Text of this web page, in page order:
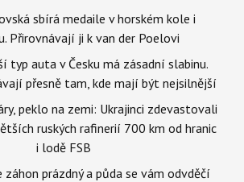
sbírá medaile v horském kole i
Přirovnávají ji k van der Poelovi
typ auta v Česku má zásadní slabinu.
přesně tam, kde mají být nejsilnější
peklo na zemi: Ukrajinci zdevastovali
ruských rafinerií 700 km od hranic
i lodě FSB
záhon prázdný a půda se vám odvděčí